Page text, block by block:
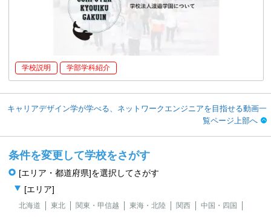
学校説明 学部学科紹介
キャリアデザイン学が学べる、ネットワークエンジニアを目指せる動画一
覧ページ上部へ
条件を変更して学校をさがす
[エリア・都道府県]を選択してさがす
[エリア]
北海道 東北 関東・甲信越 東海・北陸 関西
中国・四国